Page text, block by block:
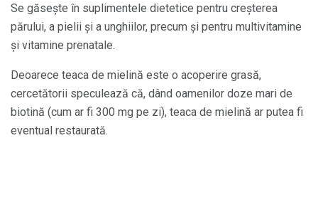
Se găsește în suplimentele dietetice pentru creșterea
părului, a pielii și a unghiilor, precum și pentru multivitamine
și vitamine prenatale.
Deoarece teaca de mielină este o acoperire grasă,
cercetătorii speculează că, dând oamenilor doze mari de
biotină (cum ar fi 300 mg pe zi), teaca de mielină ar putea fi
eventual restaurată.